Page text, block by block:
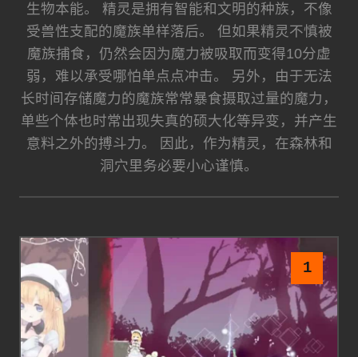
生物本能。 精灵是拥有智能和文明的种族，不像
受兽性支配的魔族单样落后。 但如果精灵不慎被
魔族捕食，仍然会因为魔力被吸取而变得10分虚
弱，难以承受哪怕单点点冲击。 另外，由于无法
长时间存储魔力的魔族常常暴食摄取过量的魔力，
单些个体也时常出现失真的硕大化等异变，并产生
意料之外的搏斗力。 因此，作为精灵，在森林和
洞穴里务必要小心谨慎。
1